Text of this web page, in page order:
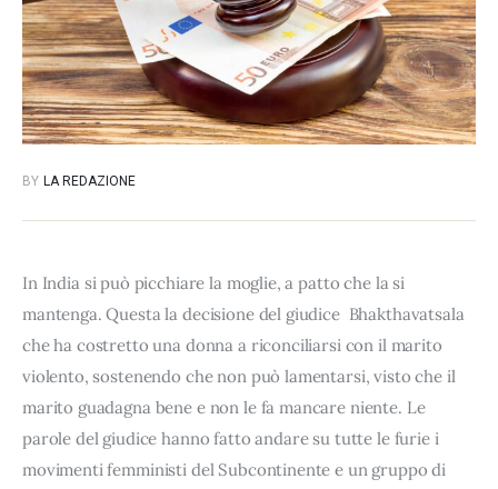
BY LA REDAZIONE
In India si può picchiare la moglie, a patto che la si
mantenga. Questa la decisione del giudice Bhakthavatsala
che ha costretto una donna a riconciliarsi con il marito
violento, sostenendo che non può lamentarsi, visto che il
marito guadagna bene e non le fa mancare niente. Le
parole del giudice hanno fatto andare su tutte le furie i
movimenti femministi del Subcontinente e un gruppo di